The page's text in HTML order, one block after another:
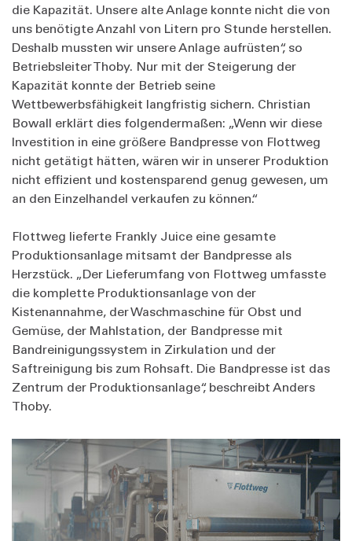
die Kapazität. Unsere alte Anlage konnte nicht die von
uns benötigte Anzahl von Litern pro Stunde herstellen.
Deshalb mussten wir unsere Anlage aufrüsten“, so
Betriebsleiter Thoby. Nur mit der Steigerung der
Kapazität konnte der Betrieb seine
Wettbewerbsfähigkeit langfristig sichern. Christian
Bowall erklärt dies folgendermaßen: „Wenn wir diese
Investition in eine größere Bandpresse von Flottweg
nicht getätigt hätten, wären wir in unserer Produktion
nicht effizient und kostensparend genug gewesen, um
an den Einzelhandel verkaufen zu können.“
Flottweg lieferte Frankly Juice eine gesamte
Produktionsanlage mitsamt der Bandpresse als
Herzstück. „Der Lieferumfang von Flottweg umfasste
die komplette Produktionsanlage von der
Kistenannahme, der Waschmaschine für Obst und
Gemüse, der Mahlstation, der Bandpresse mit
Bandreinigungssystem in Zirkulation und der
Saftreinigung bis zum Rohsaft. Die Bandpresse ist das
Zentrum der Produktionsanlage“, beschreibt Anders
Thoby.